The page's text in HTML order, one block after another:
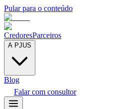
Pular para o conteúdo
CredoresParceiros
A PJUS
Blog
Falar com consultor